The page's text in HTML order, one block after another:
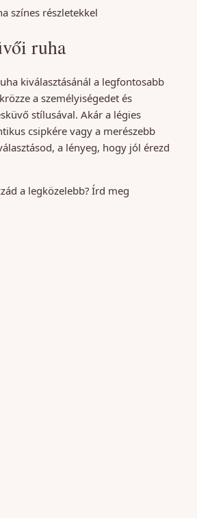
ruha
kiválasztásánál a legfontosabb
a személyiségedet és
stílusával. Akár a légies
csipkére vagy a merészebb
a lényeg, hogy jól érezd
a legközelebb? Írd meg